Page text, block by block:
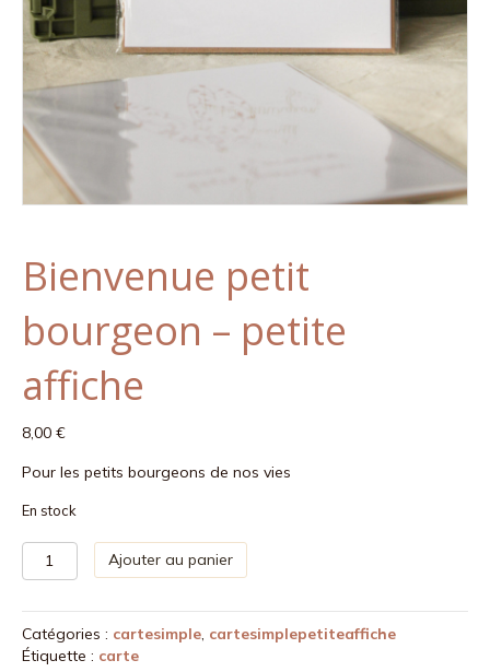
Bienvenue petit
bourgeon – petite
affiche
8,00 €
Pour les petits bourgeons de nos vies
En stock
quantité
de
petit
bourgeon
-
Ajouter au panier
Catégories : cartesimple, cartesimplepetiteaffiche
Étiquette : carte